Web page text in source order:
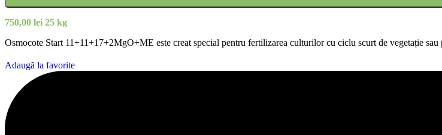
750,00 lei 25 kg
Osmocote Start 11+11+17+2MgO+ME este creat special pentru fertilizarea culturilor cu ciclu scurt de vegetație
Adaugă la favorite